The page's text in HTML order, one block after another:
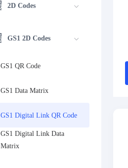
2D Codes
GS1 2D Codes
GS1 QR Code
GS1 Data Matrix
GS1 Digital Link QR Code
GS1 Digital Link Data
Matrix